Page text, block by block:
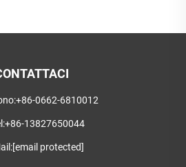
+86-0662-6810012
+86-13827650044
[email protected]